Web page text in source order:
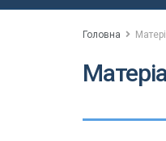
Головна